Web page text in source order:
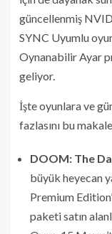
güncellenmiş
SYNC Uyumlu
Oynanabilir Ayar
geliyor.
İşte oyunlara ve
fazlasını bu
DOOM: The
büyük heyecan
Premium
paketi satın